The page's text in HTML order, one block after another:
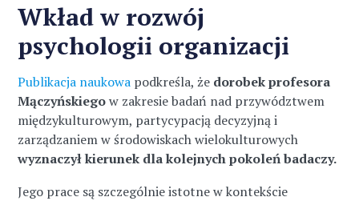
Wkład w rozwój
psychologii organizacji
Publikacja naukowa podkreśla, że dorobek profesora
Mączyńskiegow zakresie badań nad przywództwem
międzykulturowym, partycypacją decyzyjną i
zarządzaniem w środowiskach wielokulturowych
wyznaczył kierunek dla kolejnych pokoleń badaczy.
Jego prace są szczególnie istotne w kontekście